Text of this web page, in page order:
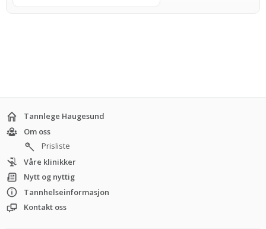
Tannlege Haugesund
Om oss
Prisliste
Våre klinikker
Nytt og nyttig
Tannhelseinformasjon
Kontakt oss